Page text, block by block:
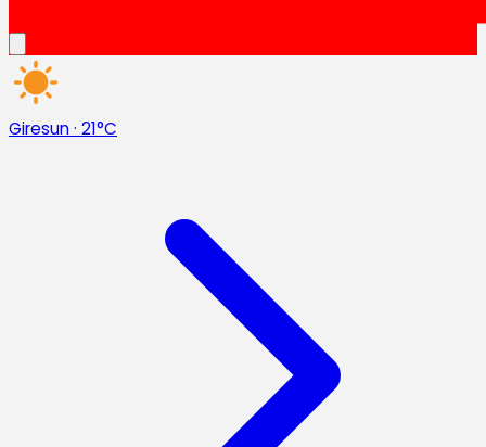
Giresun· 21°C